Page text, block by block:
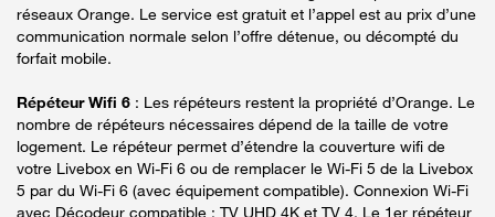
réseaux Orange. Le service est gratuit et l’appel est au prix d’une
communication normale selon l’offre détenue, ou décompté du
forfait mobile.
Répéteur Wifi 6 : Les répéteurs restent la propriété d’Orange. Le
nombre de répéteurs nécessaires dépend de la taille de votre
logement. Le répéteur permet d’étendre la couverture wifi de
votre Livebox en Wi-Fi 6 ou de remplacer le Wi-Fi 5 de la Livebox
5 par du Wi-Fi 6 (avec équipement compatible). Connexion Wi-Fi
avec Décodeur compatible : TV UHD 4K et TV 4. Le 1er répéteur